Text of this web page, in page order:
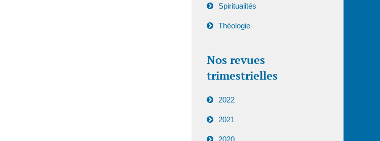
Spiritualités
Théologie
Nos revues
trimestrielles
2022
2021
2020